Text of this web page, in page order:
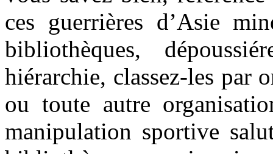
ces guerrières d’Asie
bibliothèques,
hiérarchie, classez-les par
ou toute autre
manipulation sportive